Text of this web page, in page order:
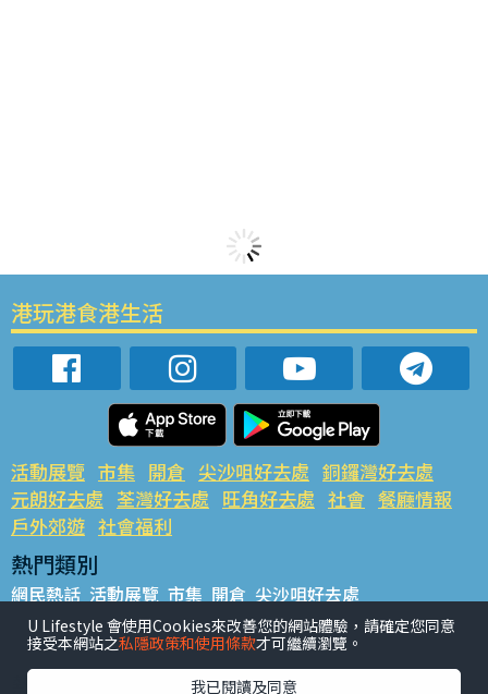
港玩港食港生活
活動展覽 市集 開倉 尖沙咀好去處 銅鑼灣好去處
元朗好去處 荃灣好去處 旺角好去處 社會 餐廳情報
戶外郊遊 社會福利
熱門類別
網民熱話 活動展覽 市集 開倉 尖沙咀好去處
銅鑼灣好去處 元朗好去處 荃灣好去處 旺角好去處 社會
餐廳情報 戶外郊遊
熱門標籤
U Lifestyle 會使用Cookies來改善您的網站體驗，請確定您同意
接受本網站之私隱政策和使用條款才可繼續瀏覽。
我已閱讀及同意